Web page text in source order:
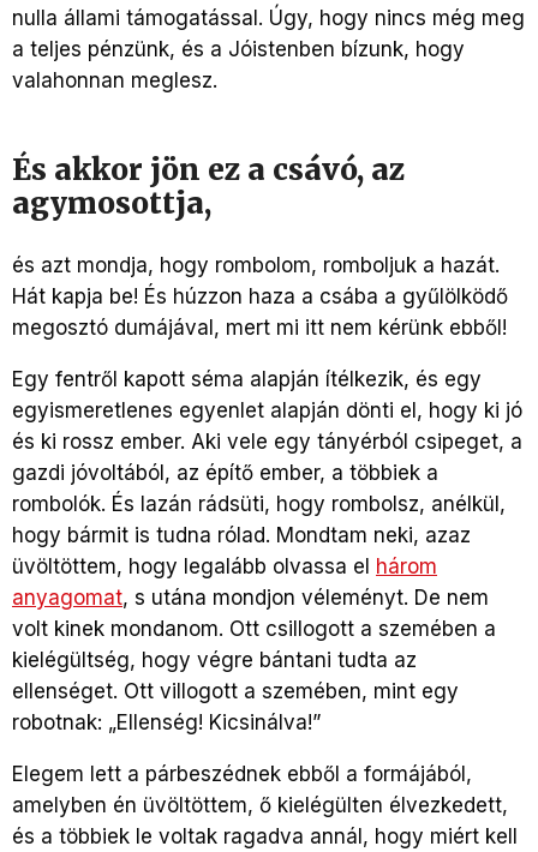
nulla állami támogatással. Úgy, hogy nincs még meg
a teljes pénzünk, és a Jóistenben bízunk, hogy
valahonnan meglesz.
És akkor jön ez a csávó, az
agymosottja,
és azt mondja, hogy rombolom, romboljuk a hazát.
Hát kapja be! És húzzon haza a csába a gyűlölködő
megosztó dumájával, mert mi itt nem kérünk ebből!
Egy fentről kapott séma alapján ítélkezik, és egy
egyismeretlenes egyenlet alapján dönti el, hogy ki jó
és ki rossz ember. Aki vele egy tányérból csipeget, a
gazdi jóvoltából, az építő ember, a többiek a
rombolók. És lazán rádsüti, hogy rombolsz, anélkül,
hogy bármit is tudna rólad. Mondtam neki, azaz
üvöltöttem, hogy legalább olvassa el három
anyagomat, s utána mondjon véleményt. De nem
volt kinek mondanom. Ott csillogott a szemében a
kielégültség, hogy végre bántani tudta az
ellenséget. Ott villogott a szemében, mint egy
robotnak: „Ellenség! Kicsinálva!”
Elegem lett a párbeszédnek ebből a formájából,
amelyben én üvöltöttem, ő kielégülten élvezkedett,
és a többiek le voltak ragadva annál, hogy miért kell